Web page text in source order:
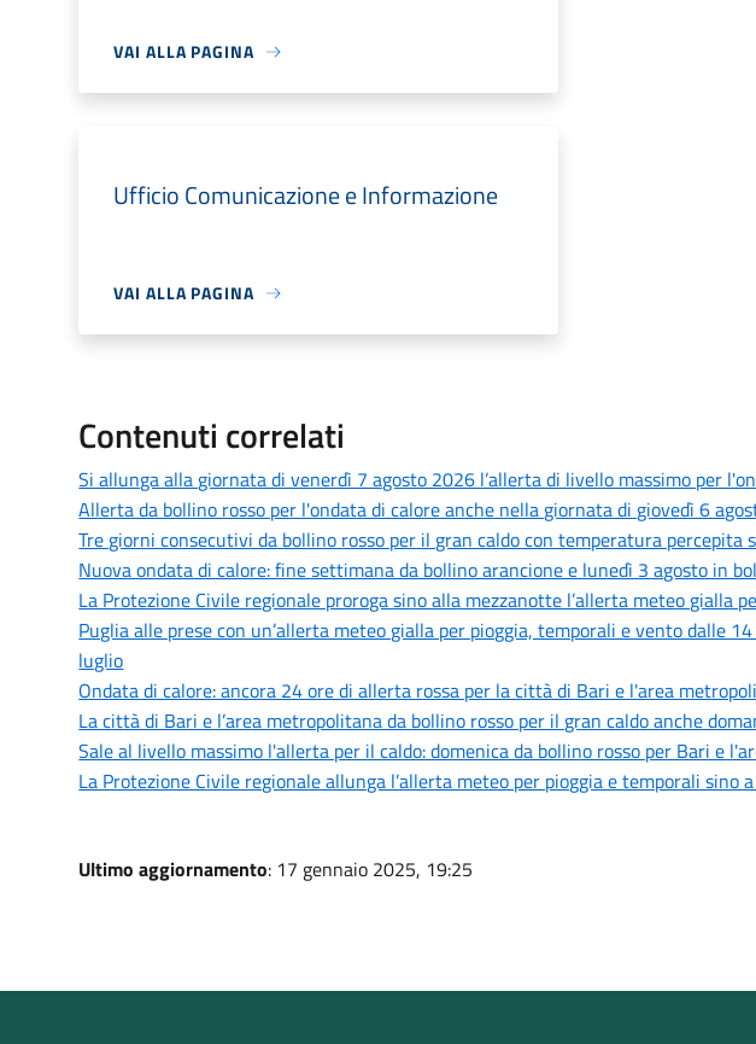
VAI ALLA PAGINA
Ufficio Comunicazione e Informazione
VAI ALLA PAGINA
Contenuti correlati
Si allunga alla giornata di venerdì 7 agosto 2026 l’allerta di livello massimo per
Allerta da bollino rosso per l'ondata di calore anche nella giornata di giovedì 6
Tre giorni consecutivi da bollino rosso per il gran caldo con temperatura percepita
Nuova ondata di calore: fine settimana da bollino arancione e lunedì 3 agosto in
La Protezione Civile regionale proroga sino alla mezzanotte l’allerta meteo gialla
Puglia alle prese con un’allerta meteo gialla per pioggia, temporali e vento dalle
luglio
Ondata di calore: ancora 24 ore di allerta rossa per la città di Bari e l'area
La città di Bari e l’area metropolitana da bollino rosso per il gran caldo anche
Sale al livello massimo l'allerta per il caldo: domenica da bollino rosso per Bari e
La Protezione Civile regionale allunga l’allerta meteo per pioggia e temporali sino
Ultimo aggiornamento: 17 gennaio 2025, 19:25